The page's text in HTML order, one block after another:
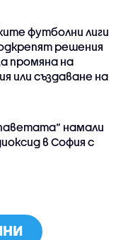
футболни лиги
решения
промяна на
или създаване на
намали
в София с